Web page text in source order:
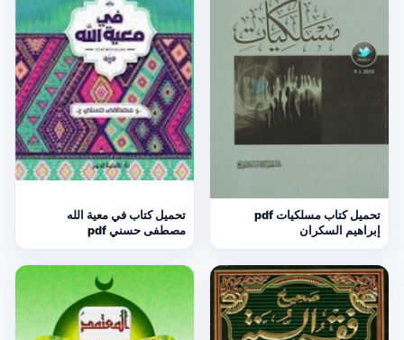
تحميل كتاب مسلكيات pdf
إبراهيم السكران
تحميل كتاب في معية الله
مصطفى حسني pdf